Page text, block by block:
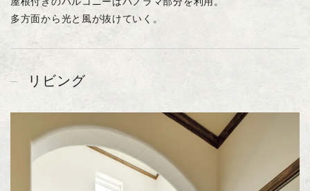
多方面から光と風が抜けていく。
リビング